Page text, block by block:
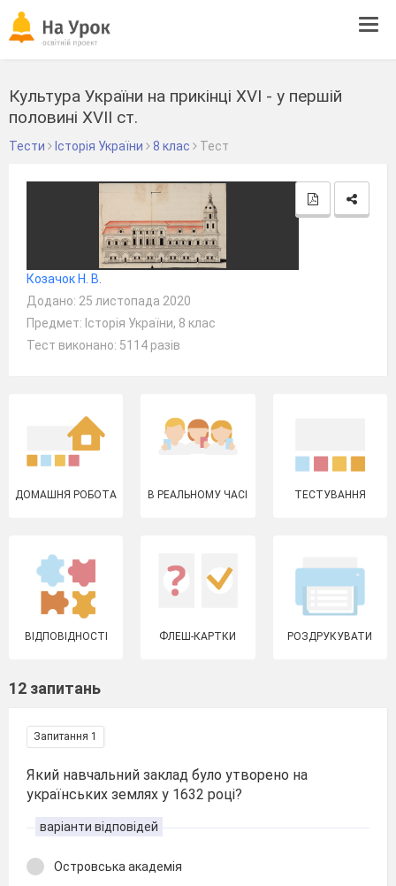
Культура України на прикінці XVI - у першій
половині XVII ст.
Тести Історія України 8 клас Тест
Козачок Н. В.
Додано: 25 листопада 2020
Предмет: Історія України, 8 клас
Тест виконано: 5114 разів
ДОМАШНЯ РОБОТА В РЕАЛЬНОМУ ЧАСІ ТЕСТУВАННЯ
ВІДПОВІДНОСТІ ФЛЕШ-КАРТКИ РОЗДРУКУВАТИ
12 запитань
Запитання 1
Який навчальний заклад було утворено на
українських землях у 1632 році?
варіанти відповідей
Островська академія